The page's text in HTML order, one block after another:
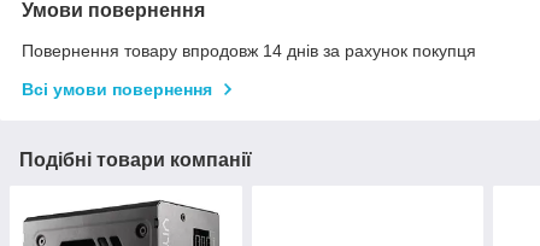
Умови повернення
Повернення товару впродовж 14 днів за рахунок покупця
Всі умови повернення
Подібні товари компанії